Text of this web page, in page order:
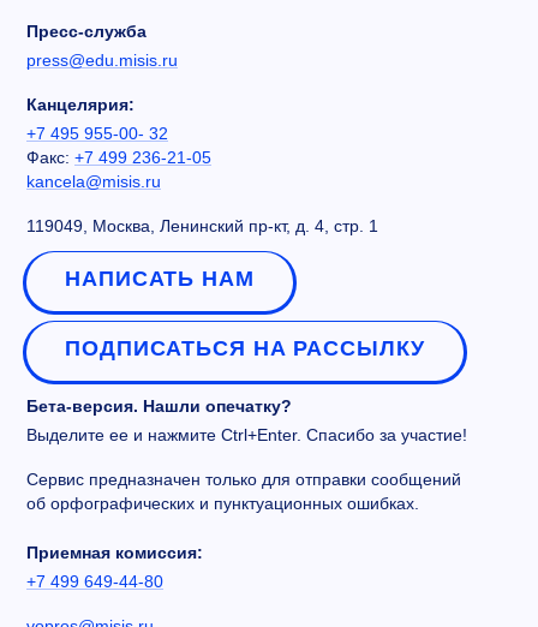
Пресс-служба
press@edu.misis.ru
Канцелярия:
+7 495 955-00- 32
Факс: +7 499 236-21-05
kancela@misis.ru
119049, Москва, Ленинский пр-кт, д. 4, стр. 1
НАПИСАТЬ НАМ
ПОДПИСАТЬСЯ НА РАССЫЛКУ
Бета-версия. Нашли опечатку?
Выделите ее и нажмите Ctrl+Enter. Спасибо за участие!
Сервис предназначен только для отправки сообщений
об орфографических и пунктуационных ошибках.
Приемная комиссия:
+7 499 649-44-80